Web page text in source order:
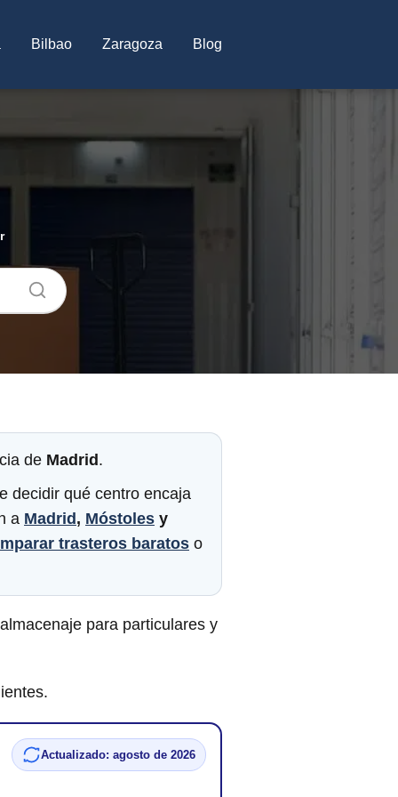
Bilbao Zaragoza Blog
de Madrid .
decidir qué centro encaja
a Madrid , Móstoles y
trasteros baratos o
para particulares y
Actualizado: agosto de 2026